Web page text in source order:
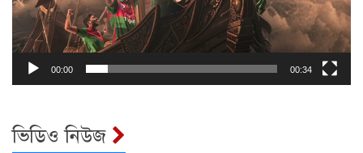
00:00 00:34
ভিডিও নিউজ